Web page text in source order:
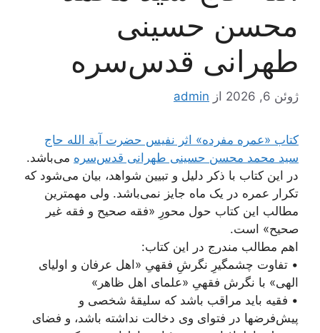
محسن حسینی
طهرانی قدس‌سره
ژوئن 6, 2026 از admin
کتاب «عمره مفرده» اثر نفیس حضرت آیة الله حاج
سید محمد محسن حسینی طهرانی قدس‌سره می‌باشد.
در این کتاب با ذکر دلیل و تبیین شواهد، بیان می‌شود که
تکرار عمره در یک ماه جایز نمی‌باشد. ولی مهمترین
مطالب این کتاب حول محورِ «فقه صحیح و فقه غیر
صحیح» است.
اهم مطالب مندرج در این کتاب:
• تفاوت چشمگیرِ نگرشِ فقهیِ «اهل عرفان و اولیای
الهی» با نگرش فقهیِ «علمای اهل ظاهر»
• فقیه باید مراقب باشد که سلیقۀ شخصی و
پیش‌فرضها در فتوای وی دخالت نداشته باشد، و فضای